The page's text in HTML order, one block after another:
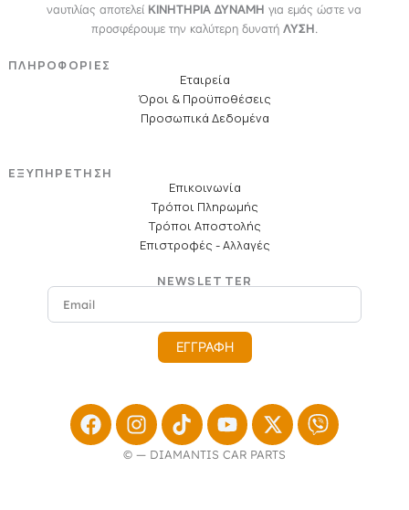
ναυτιλίας αποτελεί ΚΙΝΗΤΗΡΙΑ ΔΥΝΑΜΗ για εμάς ώστε να
προσφέρουμε την καλύτερη δυνατή ΛΥΣΗ.
ΠΛΗΡΟΦΟΡΙΕΣ
Εταιρεία
Όροι & Προϋποθέσεις
Προσωπικά Δεδομένα
ΕΞΥΠΗΡΕΤΗΣΗ
Επικοινωνία
Τρόποι Πληρωμής
Τρόποι Αποστολής
Επιστροφές - Αλλαγές
NEWSLETTER
Email
ΕΓΓΡΑΦΗ
FacebookInstagram
TiktokYoutube
X-
twitter
Viber
© — DIAMANTIS CAR PARTS